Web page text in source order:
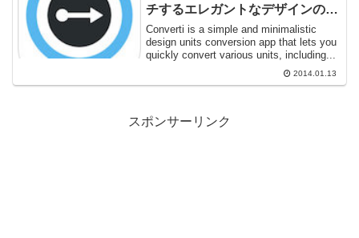
チするエレガントなデザインの単
位換算アプリケーション
Converti is a simple and minimalistic
design units conversion app that lets you
quickly convert various units, including...
2014.01.13
スポンサーリンク